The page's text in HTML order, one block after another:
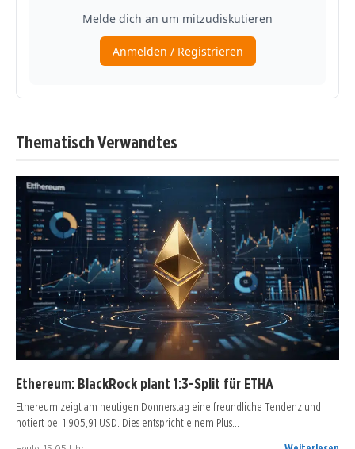
Thematisch Verwandtes
Ethereum: BlackRock plant 1:3-Split für ETHA
Ethereum zeigt am heutigen Donnerstag eine freundliche Tendenz und
notiert bei 1.905,91 USD. Dies entspricht einem Plus…